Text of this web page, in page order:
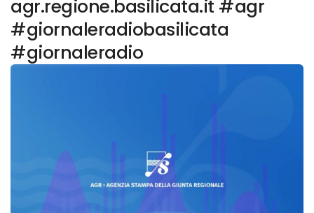
agr.regione.basilicata.it #agr
#giornaleradiobasilicata
#giornaleradio